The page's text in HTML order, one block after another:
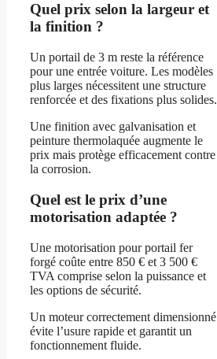
Quel prix selon la largeur et
la finition ?
Un portail de 3 m reste la référence
pour une entrée voiture. Les modèles
plus larges nécessitent une structure
renforcée et des fixations plus solides.
Une finition avec galvanisation et
peinture thermolaquée augmente le
prix mais protège efficacement contre
la corrosion.
Quel est le prix d’une
motorisation adaptée ?
Une motorisation pour portail fer
forgé coûte entre 850 € et 3 500 €
TVA comprise selon la puissance et
les options de sécurité.
Un moteur correctement dimensionné
évite l’usure rapide et garantit un
fonctionnement fluide.